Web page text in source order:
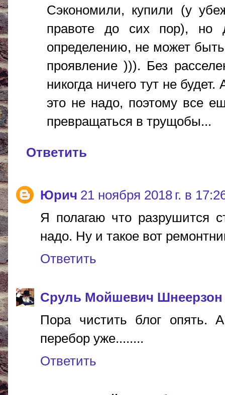
Сэкономили, купили (у
правоте до сих пор), но
определению, не может
проявление ))). Без
никогда ничего тут не
это не надо, поэтому все
превращаться в трущобы...
Ответить
Юрич 21 ноября 2018 г. в
Я полагаю что разрушится
надо. Ну и такое вот
Ответить
Сруль Мойшевич Шнеерзон
Пора чистить блог опять.
перебор уже........
Ответить